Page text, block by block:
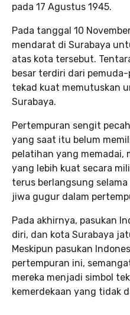
pada 17 Agustus 1945.
Pada tanggal 10
mendarat di Surabaya
atas kota tersebut.
besar terdiri dari
tekad kuat memutuskan
Surabaya.
Pertempuran sengit
yang saat itu belum
pelatihan yang memadai,
yang lebih kuat secara
terus berlangsung
jiwa gugur dalam
Pada akhirnya, pasukan
diri, dan kota Surabaya
Meskipun pasukan
pertempuran ini,
mereka menjadi simbol
kemerdekaan yang tidak